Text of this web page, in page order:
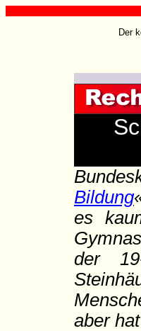
Der
Bildung
es
der
aber